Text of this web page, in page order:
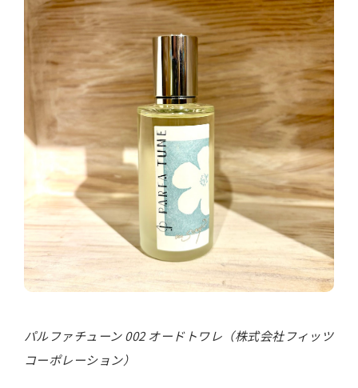
パルファチューン 002 オードトワレ（株式会社フィッツ
コーポレーション）